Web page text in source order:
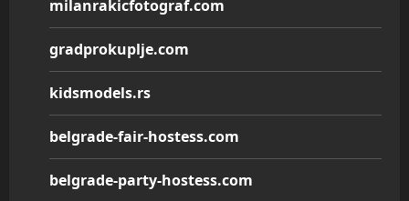
milanrakicfotograf.com
gradprokuplje.com
kidsmodels.rs
belgrade-fair-hostess.com
belgrade-party-hostess.com